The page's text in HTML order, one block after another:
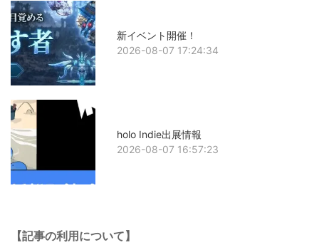
新イベント開催！
2026-08-07 17:24:34
holo Indie出展情報
2026-08-07 16:57:23
【記事の利用について】